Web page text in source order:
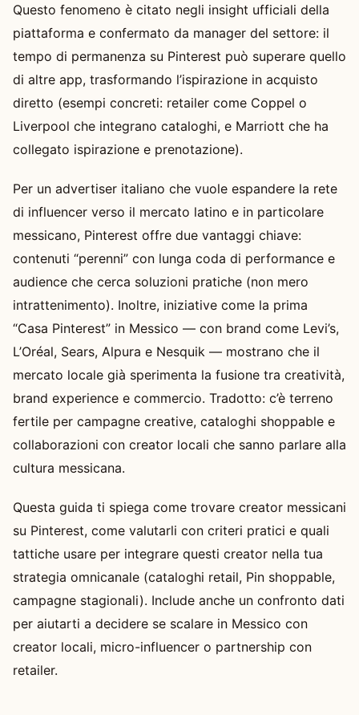
Questo fenomeno è citato negli insight ufficiali della
piattaforma e confermato da manager del settore: il
tempo di permanenza su Pinterest può superare quello
di altre app, trasformando l’ispirazione in acquisto
diretto (esempi concreti: retailer come Coppel o
Liverpool che integrano cataloghi, e Marriott che ha
collegato ispirazione e prenotazione).
Per un advertiser italiano che vuole espandere la rete
di influencer verso il mercato latino e in particolare
messicano, Pinterest offre due vantaggi chiave:
contenuti “perenni” con lunga coda di performance e
audience che cerca soluzioni pratiche (non mero
intrattenimento). Inoltre, iniziative come la prima
“Casa Pinterest” in Messico — con brand come Levi’s,
L’Oréal, Sears, Alpura e Nesquik — mostrano che il
mercato locale già sperimenta la fusione tra creatività,
brand experience e commercio. Tradotto: c’è terreno
fertile per campagne creative, cataloghi shoppable e
collaborazioni con creator locali che sanno parlare alla
cultura messicana.
Questa guida ti spiega come trovare creator messicani
su Pinterest, come valutarli con criteri pratici e quali
tattiche usare per integrare questi creator nella tua
strategia omnicanale (cataloghi retail, Pin shoppable,
campagne stagionali). Include anche un confronto dati
per aiutarti a decidere se scalare in Messico con
creator locali, micro-influencer o partnership con
retailer.